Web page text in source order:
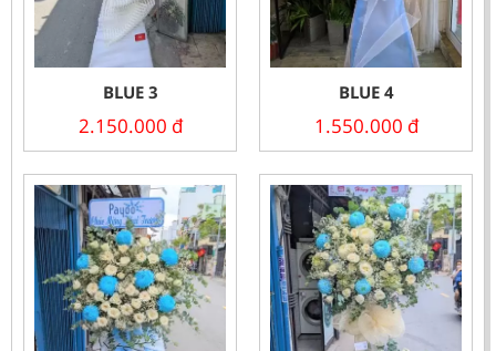
BLUE 3
2.150.000 đ
BLUE 4
1.550.000 đ